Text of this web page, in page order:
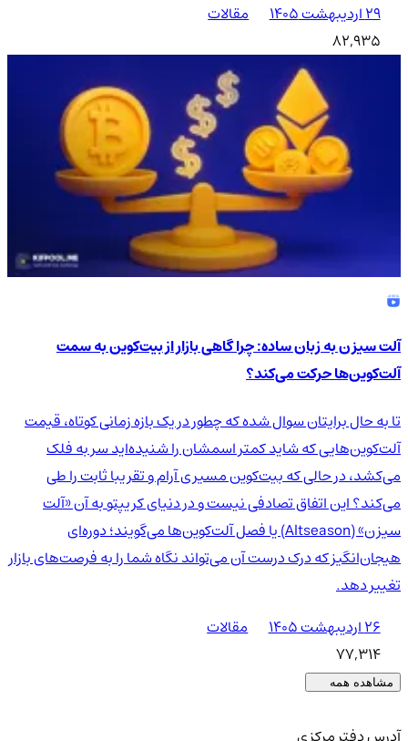
۲۹ اردیبهشت ۱۴۰۵
مقالات
82,935
آلت سیزن به زبان ساده: چرا گاهی بازار از بیت‌کوین به سمت
آلت‌کوین‌ها حرکت می‌کند؟
تا به حال برایتان سوال شده که چطور در یک بازه زمانی کوتاه، قیمت
آلت‌کوین‌هایی که شاید کمتر اسمشان را شنیده‌اید سر به فلک
می‌کشد، در حالی که بیت‌کوین مسیری آرام و تقریبا ثابت را طی
می‌کند؟ این اتفاق تصادفی نیست و در دنیای کریپتو به آن «آلت
سیزن» (Altseason) یا فصل آلت‌کوین‌ها می‌گویند؛ دوره‌ای
هیجان‌انگیز که درک درست آن می‌تواند نگاه شما را به فرصت‌های بازار
تغییر دهد.
۲۶ اردیبهشت ۱۴۰۵
مقالات
77,314
مشاهده همه